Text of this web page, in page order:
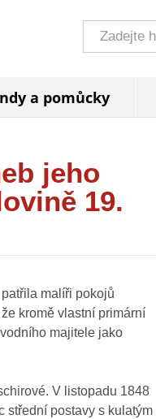
a pomůcky
jeho
19.
malíři pokojů
kromě vlastní primární
majitele jako
V listopadu 1848
střední postavy s kulatým